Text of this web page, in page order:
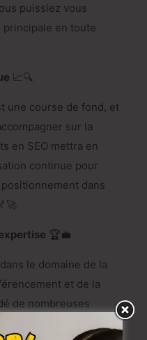
puissiez vous
en toute
📈🔍
une course de fond, et
sur la
en SEO mettra en
continue pour
dans
🏆💼
le domaine de la
et de la
de nombreuses
Notre objectif est